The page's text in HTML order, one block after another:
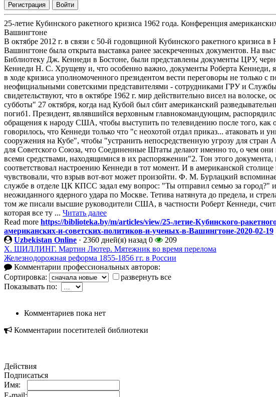
Регистрация Войти
25-летие Кубинского ракетного кризиса 1962 года. Конференция
Вашингтоне
В октябре 2012 г. в связи с 50-й годовщиной Кубинского ракетного
Вашингтоне была открыта выставка ранее засекреченных документов. На
Библиотеку Дж. Кеннеди в Бостоне, были представлены документы ЦРУ,
Кеннеди Н. С. Хрущеву и, что особенно важно, документы Роберта
в ходе кризиса уполномоченного президентом вести переговоры не
неофициальными советскими представителями - сотрудниками ГРУ и
свидетельствуют, что в октябре 1962 г. мир действительно висел на волоске,
субботы" 27 октября, когда над Кубой был сбит американский
погиб1. Президент, являвшийся верховным главнокомандующим,
обращения к народу США, чтобы выступить по телевидению после того, как
говорилось, что Кеннеди только что "с неохотой отдал приказ... атаковать и
сооружения на Кубе", чтобы "устранить непосредственную угрозу для стран
для Советского Союза, что Соединенные Штаты делают именно то, о чем они
всеми средствами, находящимися в их распоряжении"2. Тон этого документа,
соответствовал настроению Кеннеди в тот момент. И в американской
чувствовали, что взрыв вот-вот может произойти. Ф. М. Бурлацкий
службе в отделе ЦК КПСС задал ему вопрос: "Ты отправил семью за город?"
неожиданного ядерного удара по Москве. Тетива натянута до предела, и
том же писали высшие руководители США, в частности Роберт Кеннеди,
которая все ту ... Читать далее
Read more https://biblioteka.by/m/articles/view/25-летие-Кубинского-
американских-и-советских-политиков-и-ученых-в-Вашингтоне-2020-02-19
Uzbekistan Online · 2360 дней(я) назад 0
209
Х. ШИЛЛИНГ. Мартин Лютер. Мятежник во время перелома
Железнодорожная реформа 1855-1856 гг. в России
Комментарии профессиональных авторов:
Сортировка:
развернуть все
Показывать по:
Комментариев пока нет
Комментарии посетителей библиотеки
Действия
Подписаться
Имя:
E-mail: